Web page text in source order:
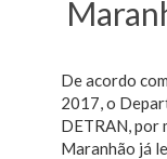
De acordo
2017, o
DETRAN, por
Maranhão já